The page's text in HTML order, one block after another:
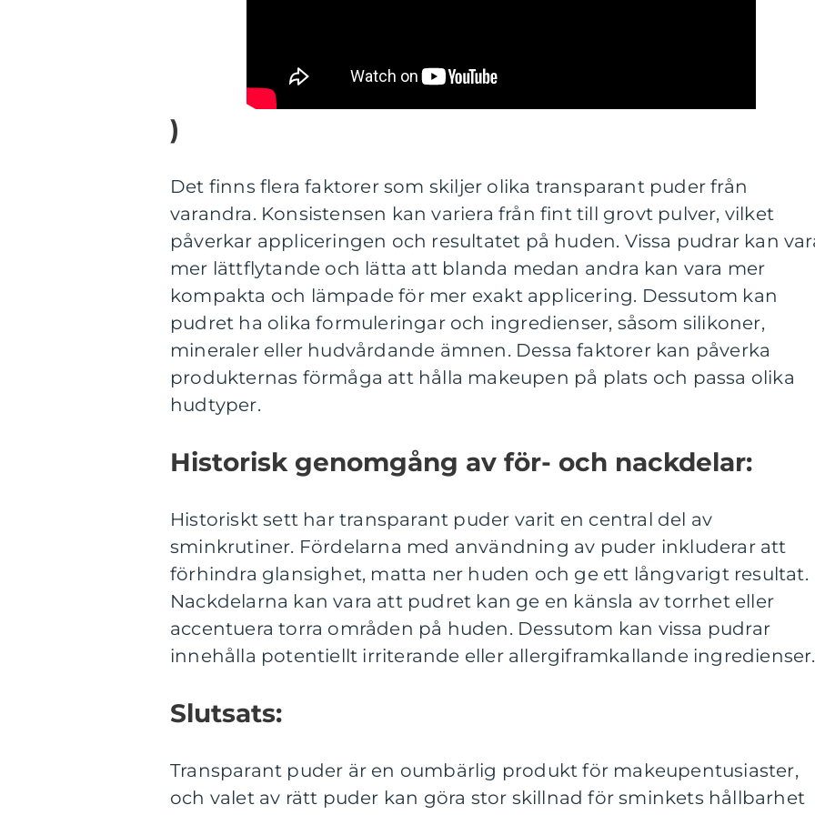
)
Det finns flera faktorer som skiljer olika transparant puder från
varandra. Konsistensen kan variera från fint till grovt pulver, vilket
påverkar appliceringen och resultatet på huden. Vissa pudrar kan
mer lättflytande och lätta att blanda medan andra kan vara mer
kompakta och lämpade för mer exakt applicering. Dessutom kan
pudret ha olika formuleringar och ingredienser, såsom silikoner,
mineraler eller hudvårdande ämnen. Dessa faktorer kan påverka
produkternas förmåga att hålla makeupen på plats och passa olika
hudtyper.
Historisk genomgång av för- och nackdelar:
Historiskt sett har transparant puder varit en central del av
sminkrutiner. Fördelarna med användning av puder inkluderar att
förhindra glansighet, matta ner huden och ge ett långvarigt resultat.
Nackdelarna kan vara att pudret kan ge en känsla av torrhet eller
accentuera torra områden på huden. Dessutom kan vissa pudrar
innehålla potentiellt irriterande eller allergiframkallande ingredienser.
Slutsats:
Transparant puder är en oumbärlig produkt för makeupentusiaster,
och valet av rätt puder kan göra stor skillnad för sminkets hållbarhet